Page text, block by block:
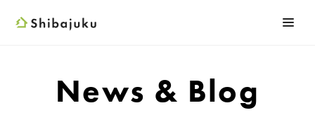
Shibajuku
メニ
検索フォー
News & Blog